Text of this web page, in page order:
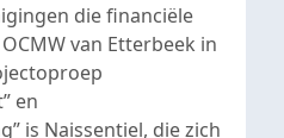
die financiële
van Etterbeek in
en
is Naissentiel, die zich